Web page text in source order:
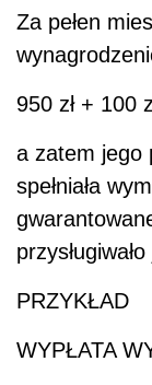
Za pełen
950 zł + 100
a zatem jego
spełniała
PRZYKŁAD
WYPŁATA